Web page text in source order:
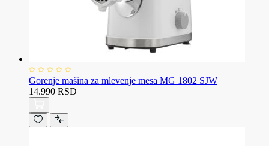
Gorenje mašina za mlevenje mesa MG 1802 SJW
14.990 RSD